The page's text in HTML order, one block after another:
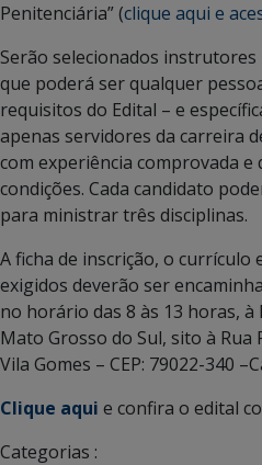
Penitenciária” (clique aqui e
Serão selecionados
que poderá ser qualquer
requisitos do Edital – e
apenas servidores da carreira
com experiência comprovada e
condições. Cada candidato
para ministrar três disciplinas.
A ficha de inscrição, o currículo
exigidos deverão ser
no horário das 8 às 13 horas, à
Mato Grosso do Sul, sito à Rua
Vila Gomes – CEP: 79022-340
Clique aqui e confira o edital
Categorias :